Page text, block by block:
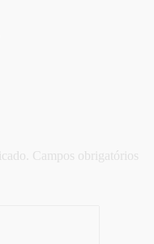
Campos obrigatórios